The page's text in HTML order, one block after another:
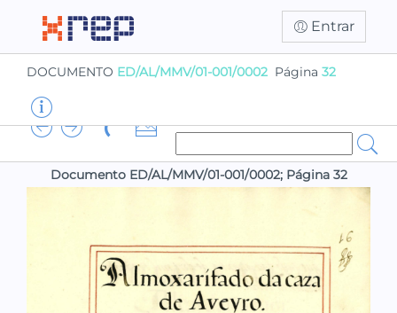
Entrar
DOCUMENTO ED/AL/MMV/01-001/0002 Página 32
Documento ED/AL/MMV/01-001/0002; Página 32